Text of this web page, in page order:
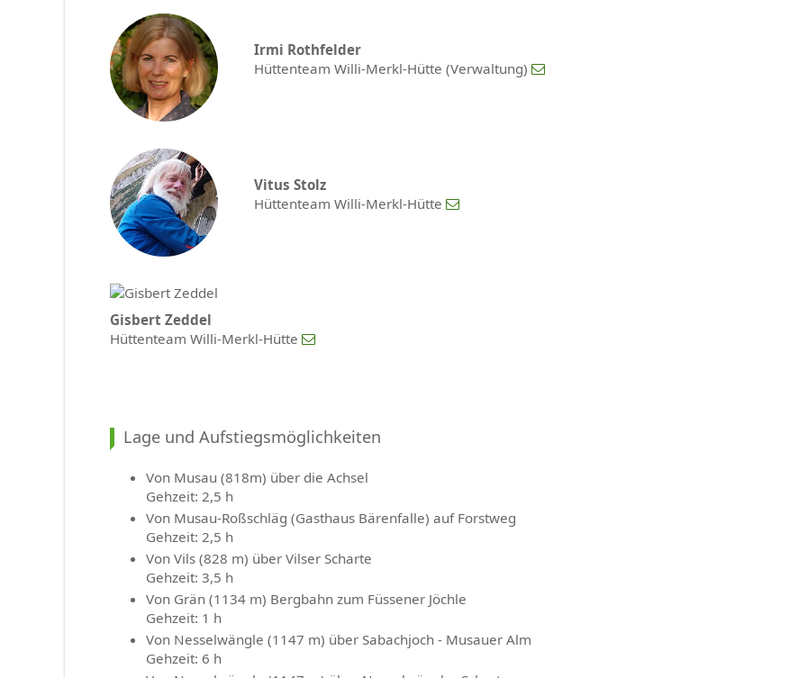
Friedberger Haus
Willi-Merkl-Hütte
Vereinsbus
Materialverleih
Mitglieder
Mitgliedschaft
Impressum
Irmi Rothfelder
Hüttenteam Willi-Merkl-Hütte (Verwaltung)
Vitus Stolz
Hüttenteam Willi-Merkl-Hütte
Gisbert Zeddel
Hüttenteam Willi-Merkl-Hütte
Lage und Aufstiegsmöglichkeiten
Von Musau (818m) über die Achsel
Gehzeit: 2,5 h
Von Musau-Roßschläg (Gasthaus Bärenfalle) auf Forstweg
Gehzeit: 2,5 h
Von Vils (828 m) über Vilser Scharte
Gehzeit: 3,5 h
Von Grän (1134 m) Bergbahn zum Füssener Jöchle
Gehzeit: 1 h
Von Nesselwängle (1147 m) über Sabachjoch - Musauer Alm
Gehzeit: 6 h